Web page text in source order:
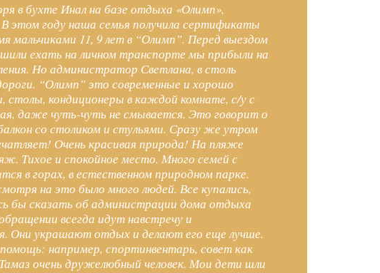
в бухте Инал на базе отдыха «Олимп»,
этом году наша семья получила сертификаты
мальчиками 11, 9 лет в “Олимп”. Перед выездом
ехать на личном транспорте мы прибыли на
Но администратор Светлана, в столь
“Олимп” это современные и хорошо
кондиционеры в каждой комнате, с/у с
даже чуть-чуть не смывается. Это говорит о
со столиком и стульями. Сразу же утром
Очень красивая природа! На пляже
Тихое и спокойное место. Много семей с
в горах, в естественном природном парке.
на это было много людей. Все купались,
бы сказать об администрации дома отдыха
всегда идут навстречу и
Они украшают отдых и делают его еще лучше.
например, спортинвентарь, совет как
очень дружелюбный человек. Мои дети шли